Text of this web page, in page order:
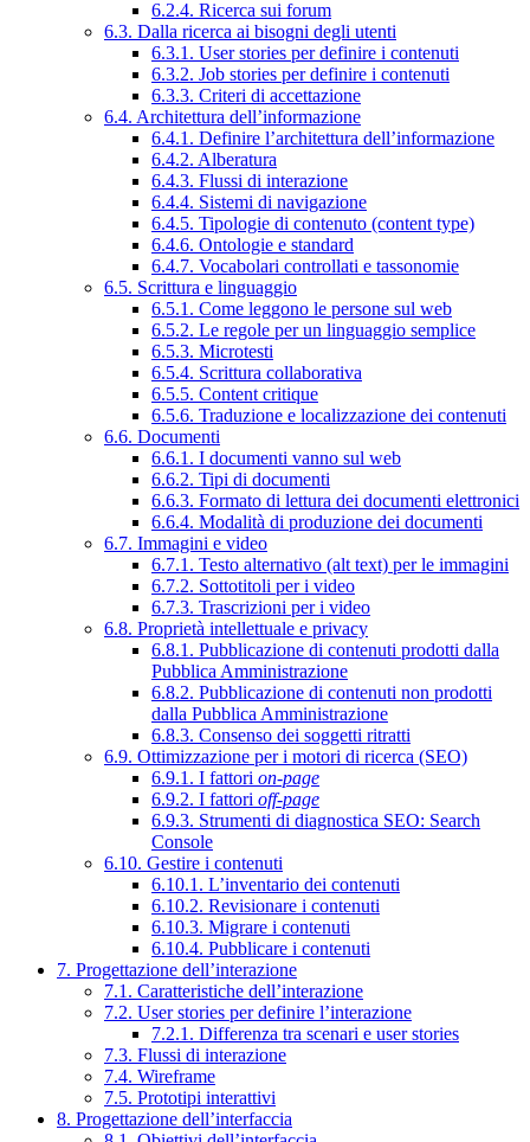
6.2.4. Ricerca sui forum
6.3. Dalla ricerca ai bisogni degli utenti
6.3.1. User stories per definire i contenuti
6.3.2. Job stories per definire i contenuti
6.3.3. Criteri di accettazione
6.4. Architettura dell’informazione
6.4.1. Definire l’architettura dell’informazione
6.4.2. Alberatura
6.4.3. Flussi di interazione
6.4.4. Sistemi di navigazione
6.4.5. Tipologie di contenuto (content type)
6.4.6. Ontologie e standard
6.4.7. Vocabolari controllati e tassonomie
6.5. Scrittura e linguaggio
6.5.1. Come leggono le persone sul web
6.5.2. Le regole per un linguaggio semplice
6.5.3. Microtesti
6.5.4. Scrittura collaborativa
6.5.5. Content critique
6.5.6. Traduzione e localizzazione dei contenuti
6.6. Documenti
6.6.1. I documenti vanno sul web
6.6.2. Tipi di documenti
6.6.3. Formato di lettura dei documenti elettronici
6.6.4. Modalità di produzione dei documenti
6.7. Immagini e video
6.7.1. Testo alternativo (alt text) per le immagini
6.7.2. Sottotitoli per i video
6.7.3. Trascrizioni per i video
6.8. Proprietà intellettuale e privacy
6.8.1. Pubblicazione di contenuti prodotti dalla
Pubblica Amministrazione
6.8.2. Pubblicazione di contenuti non prodotti
dalla Pubblica Amministrazione
6.8.3. Consenso dei soggetti ritratti
6.9. Ottimizzazione per i motori di ricerca (SEO)
6.9.1. I fattori on-page
6.9.2. I fattori off-page
6.9.3. Strumenti di diagnostica SEO: Search
Console
6.10. Gestire i contenuti
6.10.1. L’inventario dei contenuti
6.10.2. Revisionare i contenuti
6.10.3. Migrare i contenuti
6.10.4. Pubblicare i contenuti
7. Progettazione dell’interazione
7.1. Caratteristiche dell’interazione
7.2. User stories per definire l’interazione
7.2.1. Differenza tra scenari e user stories
7.3. Flussi di interazione
7.4. Wireframe
7.5. Prototipi interattivi
8. Progettazione dell’interfaccia